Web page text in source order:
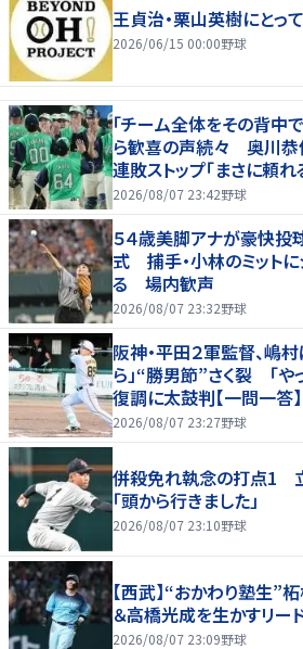
王貞治・栗山英樹にとっ
2026/06/15 00:00野球
「チーム全体をその背中
ら歓喜の声続々 奥川恭
連敗ストップ「まさに頼れ
2026/08/07 23:42野球
５４歳美脚アナが豪快
式 捕手・小林のミットに
る 場内歓声
2026/08/07 23:32野球
阪神・平田２軍監督、嶋
ら」“勝男節”さく裂 「や
復調に太鼓判【一問一答】
2026/08/07 23:27野球
併殺免れ執念の打点1
「頭から行きました」
2026/08/07 23:10野球
【西武】“おかわり塾生”
＆高橋光成を生かすリー
2026/08/07 23:09野球